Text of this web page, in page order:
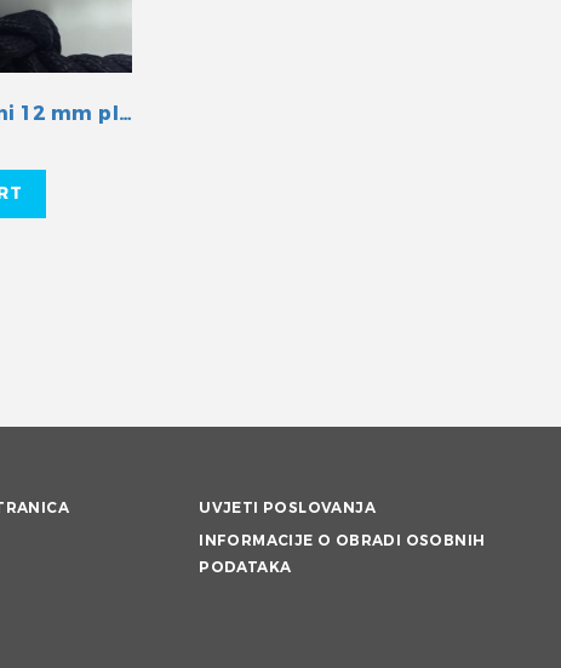
Konop sukani 12 mm plavi
UVJETI POSLOVANJA
INFORMACIJE O OBRADI OSOBNIH
PODATAKA